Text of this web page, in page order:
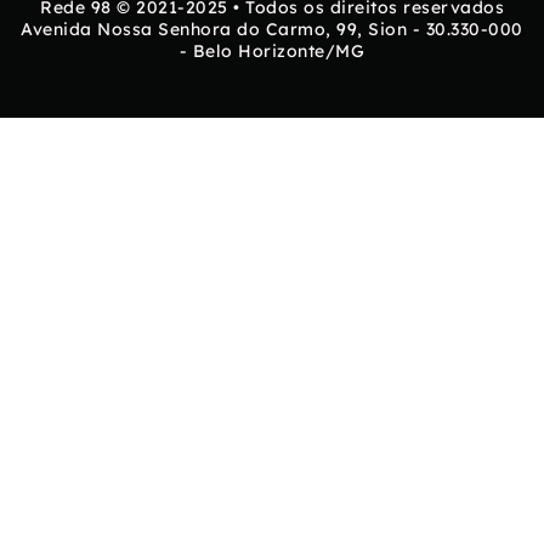
Rede 98 © 2021-2025 • Todos os direitos reservados
Avenida Nossa Senhora do Carmo, 99, Sion - 30.330-000
- Belo Horizonte/MG